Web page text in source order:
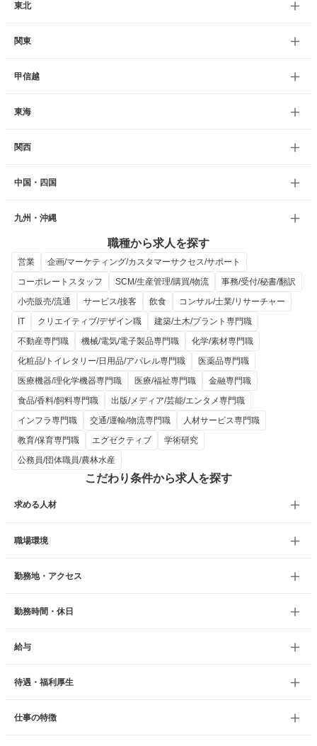
東北
関東
甲信越
東海
関西
中国・四国
九州・沖縄
職種から求人を探す
営業
企画/マーケティング/カスタマーサクセス/サポート
コーポレートスタッフ
SCM/生産管理/購買/物流
事務/受付/秘書/翻訳
小売販売/流通
サービス/接客 飲食
コンサル/士業/リサーチャー
IT
クリエイティブ/デザイン職
建築/土木/プラント専門職
不動産専門職
機械/電気/電子製品専門職
化学/素材専門職
化粧品/トイレタリー/日用品/アパレル専門職
医薬品専門職
医療機器/理化学機器専門職
医療/福祉専門職
金融専門職
食品/香料/飼料専門職
出版/メディア/芸能/エンタメ専門職
インフラ専門職
交通/運輸/物流専門職
人材サービス専門職
教育/保育専門職
エグゼクティブ
学術研究
公務員/団体職員/農林水産
こだわり条件から求人を探す
求める人材
職場環境
勤務地・アクセス
勤務時間・休日
給与
待遇・福利厚生
仕事の特徴